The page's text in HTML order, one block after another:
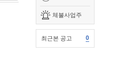
체불사업주
최근본 공고 0